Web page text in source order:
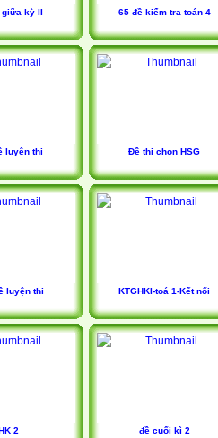
giữa kỳ II 65 đề kiểm tra toán 4
luyện thi Đề thi chọn HSG
luyện thi KTGHKI-toá 1-Kết nối
2 đề cuối kì 2